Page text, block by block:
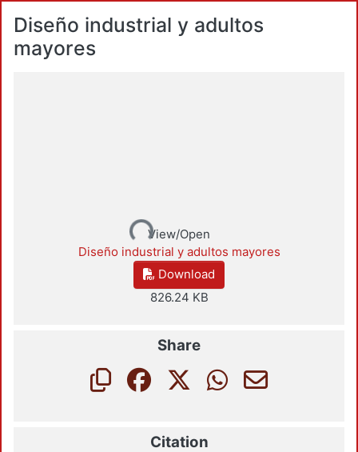
Diseño industrial y adultos
mayores
Loading...View/Open
Diseño industrial y adultos mayores
Download
826.24 KB
Share
Citation